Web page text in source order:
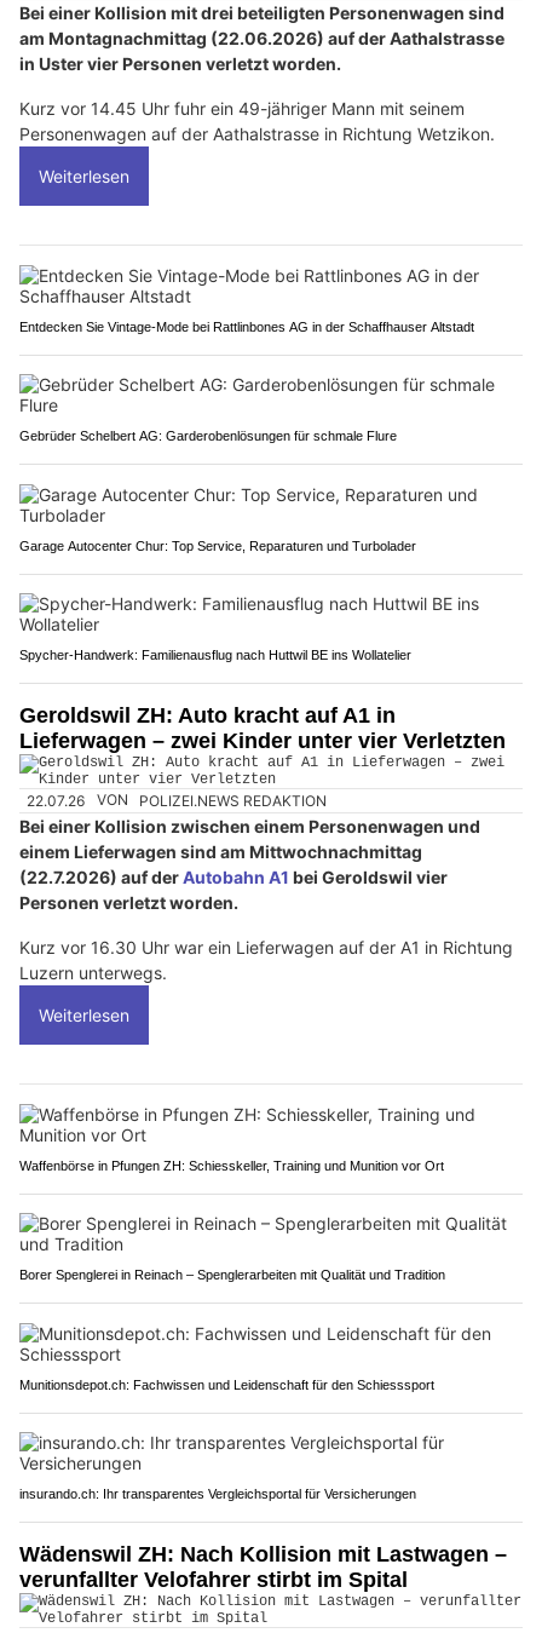
Bei einer Kollision mit drei beteiligten Personenwagen sind
am Montagnachmittag (22.06.2026) auf der Aathalstrasse
in Uster vier Personen verletzt worden.
Kurz vor 14.45 Uhr fuhr ein 49-jähriger Mann mit seinem
Personenwagen auf der Aathalstrasse in Richtung Wetzikon.
Weiterlesen
Entdecken Sie Vintage-Mode bei Rattlinbones AG in der Schaffhauser Altstadt
Gebrüder Schelbert AG: Garderobenlösungen für schmale Flure
Garage Autocenter Chur: Top Service, Reparaturen und Turbolader
Spycher-Handwerk: Familienausflug nach Huttwil BE ins Wollatelier
Geroldswil ZH: Auto kracht auf A1 in
Lieferwagen – zwei Kinder unter vier Verletzten
22.07.26 VON POLIZEI.NEWS REDAKTION
Bei einer Kollision zwischen einem Personenwagen und
einem Lieferwagen sind am Mittwochnachmittag
(22.7.2026) auf derAutobahn A1 bei Geroldswil vier
Personen verletzt worden.
Kurz vor 16.30 Uhr war ein Lieferwagen auf der A1 in Richtung
Luzern unterwegs.
Weiterlesen
Waffenbörse in Pfungen ZH: Schiesskeller, Training und Munition vor Ort
Borer Spenglerei in Reinach – Spenglerarbeiten mit Qualität und Tradition
Munitionsdepot.ch: Fachwissen und Leidenschaft für den Schiesssport
insurando.ch: Ihr transparentes Vergleichsportal für Versicherungen
Wädenswil ZH: Nach Kollision mit Lastwagen –
verunfallter Velofahrer stirbt im Spital